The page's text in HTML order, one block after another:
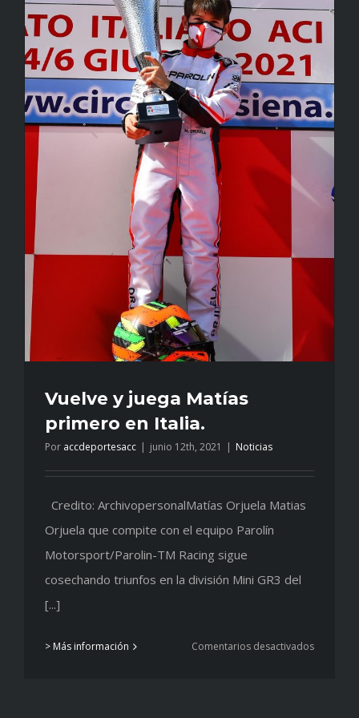
Vuelve y juega Matías
primero en Italia.
Por accdeportesacc | junio 12th, 2021 | Noticias
Credito: ArchivopersonalMatías Orjuela Matias
Orjuela que compite con el equipo Parolín
Motorsport/Parolin-TM Racing sigue
cosechando triunfos en la división Mini GR3 del
[...]
> Más información Comentarios desactivadosen